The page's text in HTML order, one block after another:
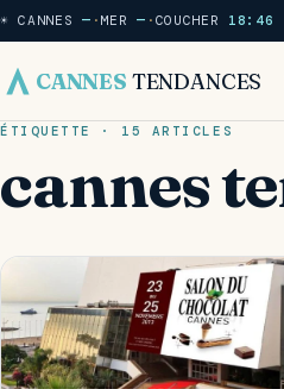
☀ CANNES— · MER— · COUCHER 18:46
CANNES TENDANCES
ÉTIQUETTE · 15 ARTICLES
cannes